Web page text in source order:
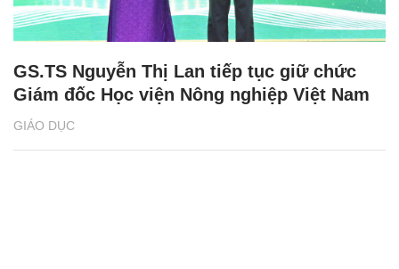
GIÁO DỤC
GS.TS Nguyễn Thị Lan tiếp tục giữ chức
Giám đốc Học viện Nông nghiệp Việt Nam